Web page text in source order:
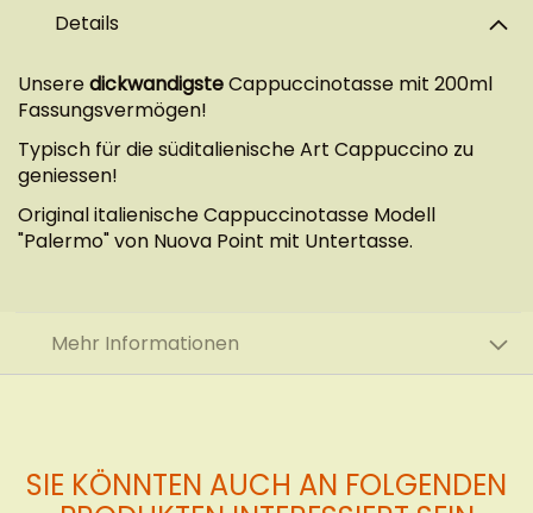
Details
UnseredickwandigsteCappuccinotasse mit 200ml
Fassungsvermögen!
Typisch für die süditalienische Art Cappuccino zu
geniessen!
Original italienische Cappuccinotasse Modell
"Palermo" von Nuova Point mit Untertasse.
Mehr Informationen
SIE KÖNNTEN AUCH AN FOLGENDEN